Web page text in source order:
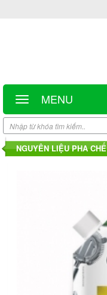
MENU
NGUYÊN LIỆU PHA CHẾ